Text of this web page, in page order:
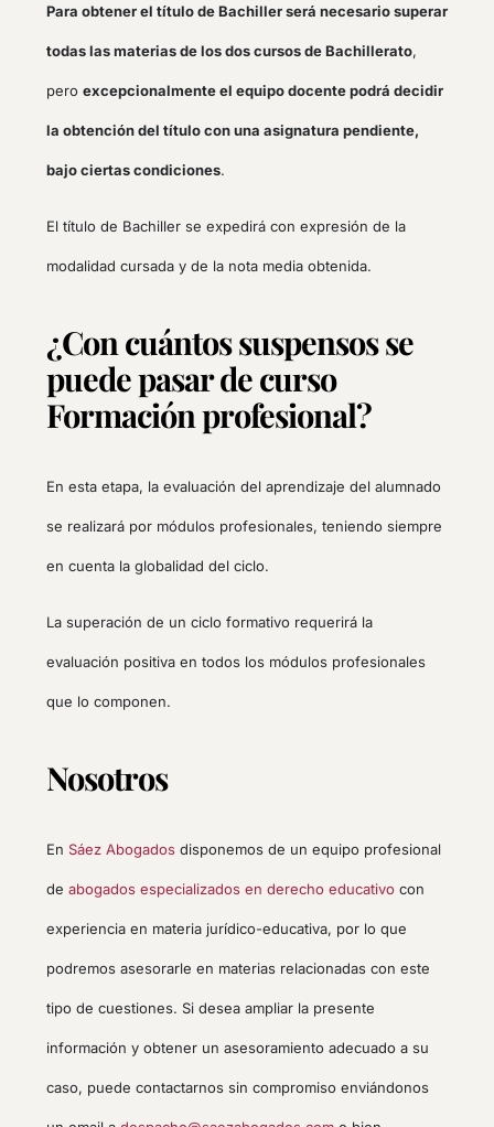
Para obtener el título de Bachiller será necesario superar
todas las materias de los dos cursos de Bachillerato,
pero excepcionalmente el equipo docente podrá decidir
la obtención del título con una asignatura pendiente,
bajo ciertas condiciones.
El título de Bachiller se expedirá con expresión de la
modalidad cursada y de la nota media obtenida.
¿Con cuántos suspensos se
puede pasar de curso
Formación profesional?
En esta etapa, la evaluación del aprendizaje del alumnado
se realizará por módulos profesionales, teniendo siempre
en cuenta la globalidad del ciclo.
La superación de un ciclo formativo requerirá la
evaluación positiva en todos los módulos profesionales
que lo componen.
Nosotros
En Sáez Abogadosdisponemos de un equipo profesional
de abogados especializados en derecho educativocon
experiencia en materia jurídico-educativa, por lo que
podremos asesorarle en materias relacionadas con este
tipo de cuestiones. Si desea ampliar la presente
información y obtener un asesoramiento adecuado a su
caso, puede contactarnos sin compromiso enviándonos